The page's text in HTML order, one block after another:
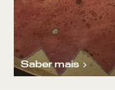
Saber mais